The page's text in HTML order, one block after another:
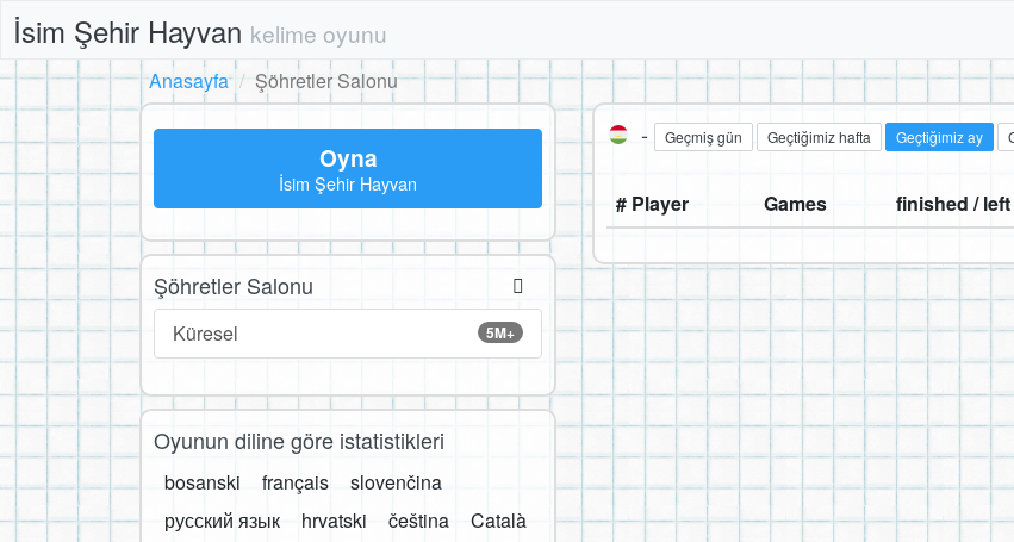
İsim Şehir Hayvan kelime oyunu
Anasayfa
Şöhretler Salonu
- Geçmiş gün Geçtiğimiz hafta Geçtiğimiz ay
# Player Games finished / left
Oyna
İsim Şehir Hayvan
Şöhretler Salonu
5M+
Küresel
Oyunun diline göre istatistikleri
bosanski français
slovenčina
русский язык
hrvatski čeština
Català